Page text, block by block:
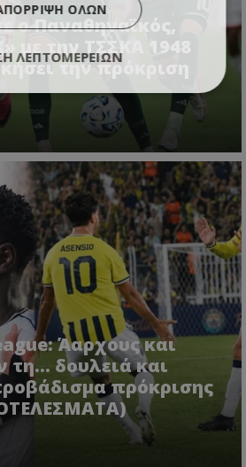
ο Παναθηναϊκός,
με την ΤΣΣΚΑ 1948
την πρόκριση
Άαρχους και
τη... δουλειά και
πρόκρισης
ΌΛΩΝ
ΛΕΠΤΟΜΕΡΕΙΏΝ